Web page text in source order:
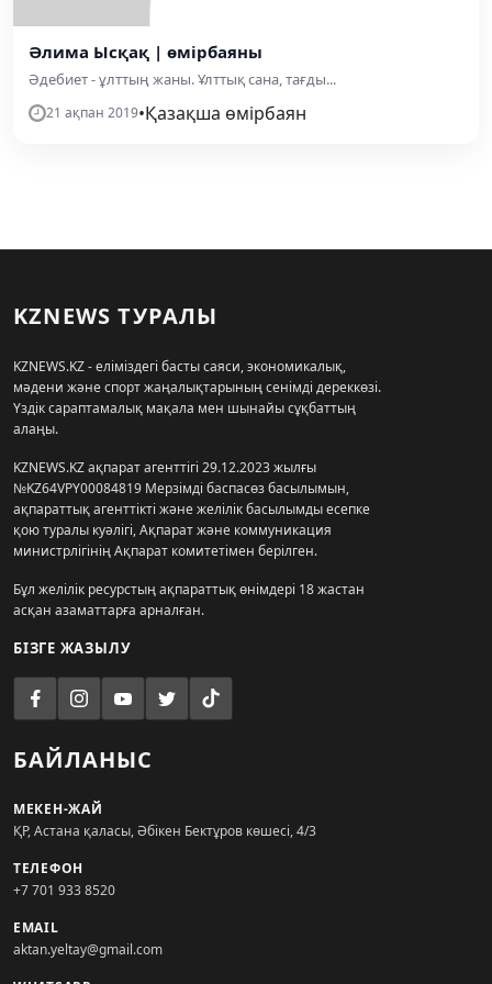
Әлима Ысқақ | өмірбаяны
Әдебиет - ұлттың жаны. Ұлттық сана, тағды...
21 ақпан 2019•Қазақша өмірбаян
KZNEWS ТУРАЛЫ
KZNEWS.KZ - еліміздегі басты саяси, экономикалық,
мәдени және спорт жаңалықтарының сенімді дереккөзі.
Үздік сараптамалық мақала мен шынайы сұқбаттың
алаңы.
KZNEWS.KZ ақпарат агенттігі 29.12.2023 жылғы
№KZ64VPY00084819 Мерзімді баспасөз басылымын,
ақпараттық агенттікті және желілік басылымды есепке
қою туралы куәлігі, Ақпарат және коммуникация
министрлігінің Ақпарат комитетімен берілген.
Бұл желілік ресурстың ақпараттық өнімдері 18 жастан
асқан азаматтарға арналған.
БІЗГЕ ЖАЗЫЛУ
БАЙЛАНЫС
МЕКЕН-ЖАЙ
ҚР, Астана қаласы, Әбікен Бектұров көшесі, 4/3
ТЕЛЕФОН
+7 701 933 8520
EMAIL
aktan.yeltay@gmail.com